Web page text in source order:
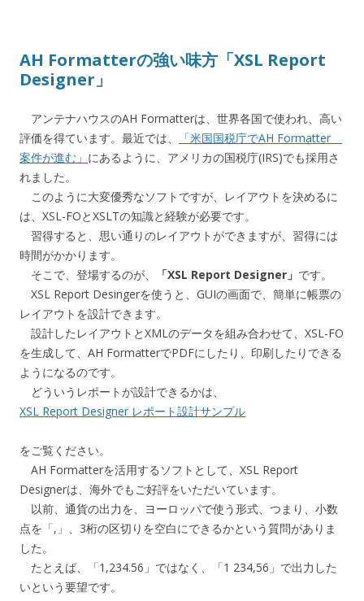
AH Formatterの強い味方「XSL Report
Designer」
アンテナハウスのAH Formatterは、世界各国で使われ、高い
評価を得ています。最近では、
「米国国税庁でAH Formatter
案件が進む」 にあるように、アメリカの国税庁(IRS)でも採用さ
れました。
このように大変優秀なソフトですが、レイアウトを決めるに
は、XSL-FOとXSLTの知識と経験が必要です。
習得すると、思い通りのレイアウトができますが、習得には
時間がかかります。
そこで、登場するのが、
「XSL Report Designer」 です。
XSL Report Desingerを使うと、GUIの画面で、簡単に帳票の
レイアウトを設計できます。
設計したレイアウトとXMLのデータを組み合わせて、XSL-FO
を生成して、AH FormatterでPDFにしたり、印刷したりできる
ようになるのです。
どういうレポートが設計できるかは、
XSL Report Designer レポート設計サンプル
をご覧ください。
AH Formatterを活用するソフトとして、XSL Report
Designerは、海外でもご好評をいただいています。
以前、通貨の出力を、ヨーロッパで使う形式、つまり、小数
点を「,」、3桁の区切りを空白にできるかという質問がありま
した。
たとえば、「1,234.56」ではなく、「1 234,56」で出力した
いという要望です。